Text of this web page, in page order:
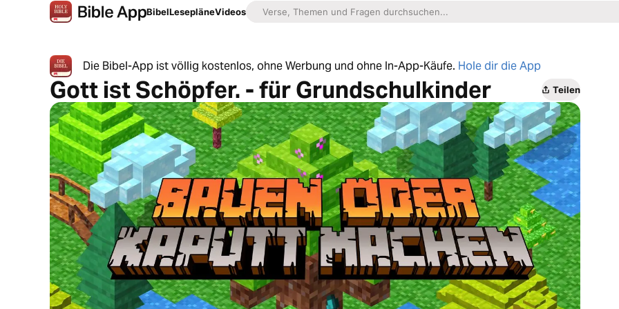
BibelLesepläneVideos
Die Bibel-App ist völlig kostenlos, ohne Werbung und ohne In-App-Käufe. Hole dir die App
Gott ist Schöpfer. - für Grundschulkinder Teilen